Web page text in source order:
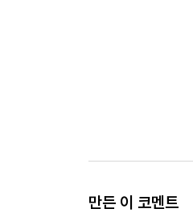
만든 이 코멘트